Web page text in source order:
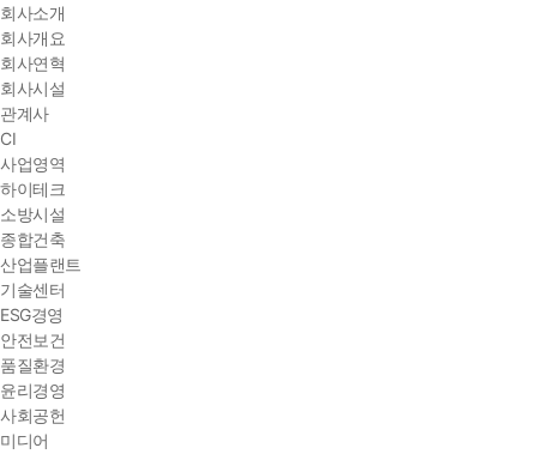
회사소개
회사개요
회사연혁
회사시설
관계사
CI
사업영역
하이테크
소방시설
종합건축
산업플랜트
기술센터
ESG경영
안전보건
품질환경
윤리경영
사회공헌
미디어